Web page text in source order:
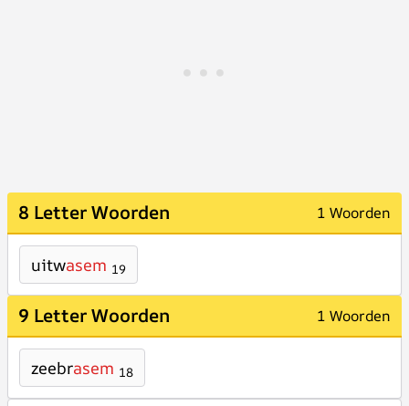
8 Letter Woorden 1 Woorden
uitwasem 19
9 Letter Woorden 1 Woorden
zeebrasem 18